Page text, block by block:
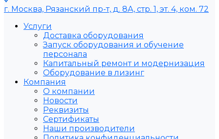
г. Москва, Рязанский пр-т, д. 8А, стр. 1, эт. 4, ком. 72
Услуги
Доставка оборудования
Запуск оборудования и обучение
персонала
Капитальный ремонт и модернизация
Оборудование в лизинг
Компания
О компании
Новости
Реквизиты
Сертификаты
Наши производители